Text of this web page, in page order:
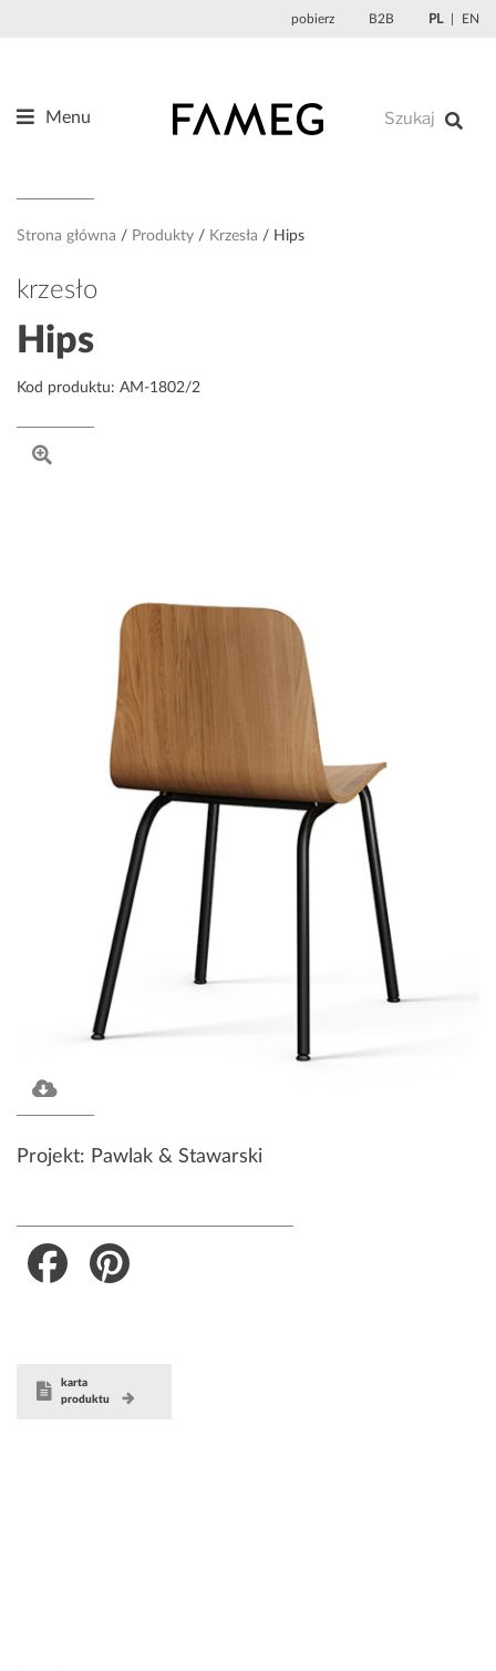
pobierz B2B PL EN
Menu
O nas
Projektanci
Referencje
Kontakt
Sklep
Strona główna Produkty Krzesła Hips
krzesło
Hips
Kod produktu: AM-1802/2
Projekt: Pawlak & Stawarski
Facebook
karta
produktu